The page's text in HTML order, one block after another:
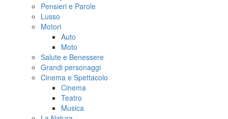
Pensieri e Parole
Lusso
Motori
Auto
Moto
Salute e Benessere
Grandi personaggi
Cinema e Spettacolo
Cinema
Teatro
Musica